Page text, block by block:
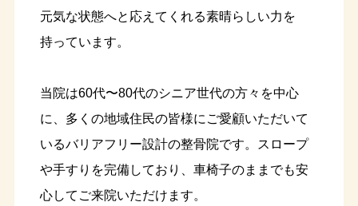
元気な状態へと応えてくれる素晴らしい力を
持っています。
当院は60代〜80代のシニア世代の方々を中心
に、多くの地域住民の皆様にご愛顧いただいて
いるバリアフリー設計の整骨院です。スロープ
や手すりを完備しており、車椅子のままでも安
心してご来院いただけます。